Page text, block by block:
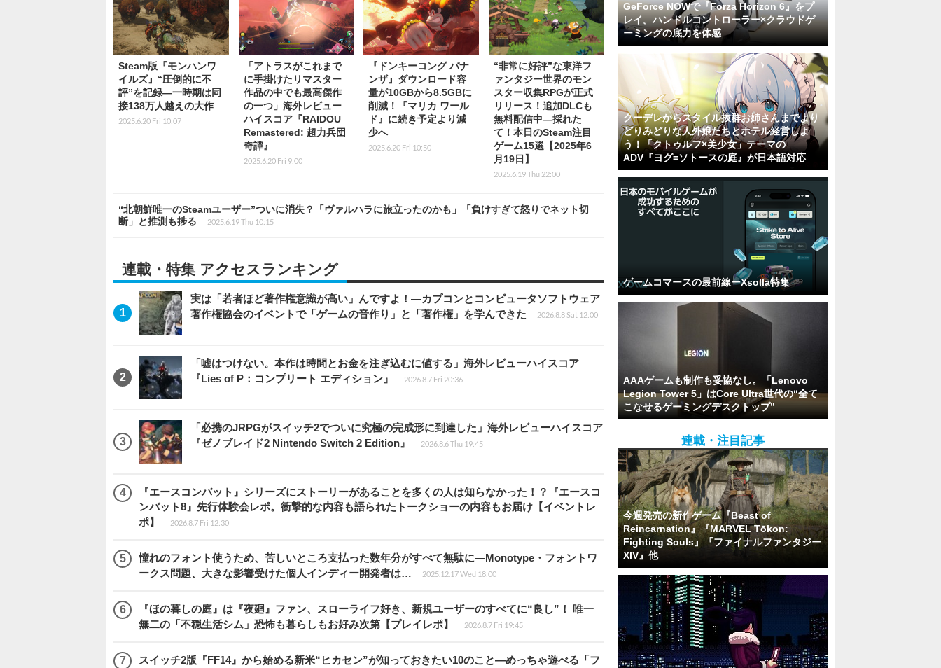
Steam版『モンハンワ
イルズ』“圧倒的に不
評”を記録―一時期は同
接138万人越えの大作
2025.6.20 Fri 10:07
「アトラスがこれまで
に手掛けたリマスター
作品の中でも最高傑作
の一つ」海外レビュー
ハイスコア『RAIDOU
Remastered: 超力兵団
奇譚』
2025.6.20 Fri 9:00
『ドンキーコング バナ
ンザ』ダウンロード容
量が10GBから8.5GBに
削減！『マリカ ワール
ド』に続き予定より減
少へ
2025.6.20 Fri 10:50
“非常に好評”な東洋フ
ァンタジー世界のモン
スター収集RPGが正式
リリース！追加DLCも
無料配信中―採れた
て！本日のSteam注目
ゲーム15選【2025年6
月19日】
2025.6.19 Thu 22:00
“北朝鮮唯一のSteamユーザー”ついに消失？「ヴァルハラに旅立ったのかも」「負けすぎて怒りでネット切
断」と推測も捗る
2025.6.19 Thu 10:15
連載・特集 アクセスランキング
実は「若者ほど著作権意識が高い」んですよ！―カプコンとコンピュータソフトウェア
著作権協会のイベントで「ゲームの音作り」と「著作権」を学んできた
2026.8.8 Sat 12:00
「嘘はつけない。本作は時間とお金を注ぎ込むに値する」海外レビューハイスコア
『Lies of P：コンプリート エディション』
2026.8.7 Fri 20:36
「必携のJRPGがスイッチ2でついに究極の完成形に到達した」海外レビューハイスコア
『ゼノブレイド2 Nintendo Switch 2 Edition』
2026.8.6 Thu 19:45
『エースコンバット』シリーズにストーリーがあることを多くの人は知らなかった！？『エースコ
ンバット8』先行体験会レポ。衝撃的な内容も語られたトークショーの内容もお届け【イベントレ
ポ】
2026.8.7 Fri 12:30
憧れのフォント使うため、苦しいところ支払った数年分がすべて無駄に―Monotype・フォントワ
ークス問題、大きな影響受けた個人インディー開発者は…
2025.12.17 Wed 18:00
『ほの暮しの庭』は『夜廻』ファン、スローライフ好き、新規ユーザーのすべてに“良し”！ 唯一
無二の「不穏生活シム」恐怖も暮らしもお好み次第【プレイレポ】
2026.8.7 Fri 19:45
スイッチ2版『FF14』から始める新米“ヒカセン”が知っておきたい10のこと―めっちゃ遊べる「フ
GeForce NOWで『Forza Horizon 6』をプ
レイ。ハンドルコントローラー×クラウドゲ
ーミングの底力を体感
クーデレからスタイル抜群お姉さんまでより
どりみどりな人外娘たちとホテル経営しよ
う！「クトゥルフ×美少女」テーマの
ADV『ヨグ=ソトースの庭』が日本語対応
ゲームコマースの最前線ーXsolla特集
AAAゲームも制作も妥協なし。「Lenovo
Legion Tower 5」はCore Ultra世代の“全て
こなせるゲーミングデスクトップ”
連載・注目記事
今週発売の新作ゲーム『Beast of
Reincarnation』『MARVEL Tōkon:
Fighting Souls』『ファイナルファンタジー
XIV』他